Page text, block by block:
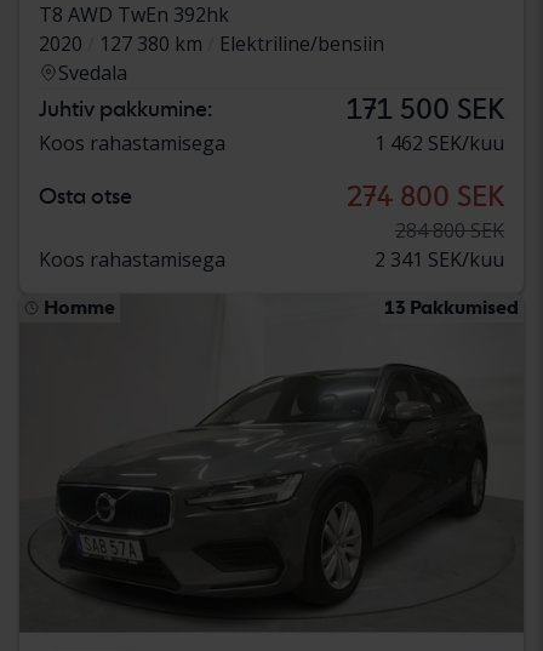
T8 AWD TwEn 392hk
2020
127 380 km
Elektriline/bensiin
Svedala
Juhtiv pakkumine: 171 500 SEK
Koos rahastamisega 1 462 SEK/kuu
Osta otse 274 800 SEK
284 800 SEK
Koos rahastamisega
2 341 SEK/kuu
Homme 13 Pakkumised